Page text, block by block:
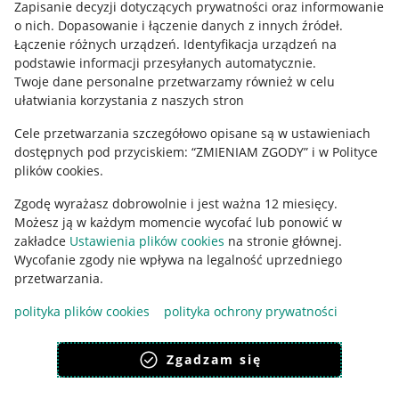
Zapisanie decyzji dotyczących prywatności oraz informowanie
o nich. Dopasowanie i łączenie danych z innych źródeł.
Łączenie różnych urządzeń. Identyfikacja urządzeń na
podstawie informacji przesyłanych automatycznie.
Twoje dane personalne przetwarzamy również w celu
ułatwiania korzystania z naszych stron
Cele przetwarzania szczegółowo opisane są w ustawieniach
dostępnych pod przyciskiem: “ZMIENIAM ZGODY” i w Polityce
plików cookies.
Zgodę wyrażasz dobrowolnie i jest ważna 12 miesięcy.
Możesz ją w każdym momencie wycofać lub ponowić w
zakładce Ustawienia plików cookies na stronie głównej.
Wycofanie zgody nie wpływa na legalność uprzedniego
przetwarzania.
polityka plików cookies
polityka ochrony prywatności
Zgadzam się
Korzystanie z serwisu oznacza akceptacjęregulaminu.